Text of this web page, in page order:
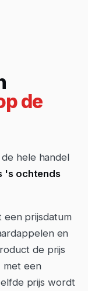
heeft
de
hele handel
's ochtends
een prijsdatum
en
de prijs
met een
prijs wordt